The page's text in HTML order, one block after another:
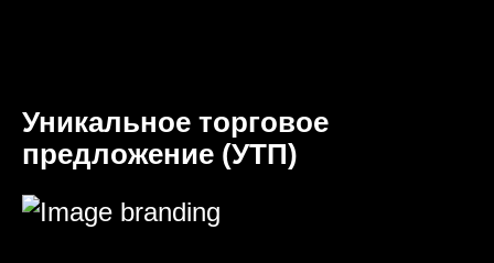
Уникальное торговое
предложение (УТП)